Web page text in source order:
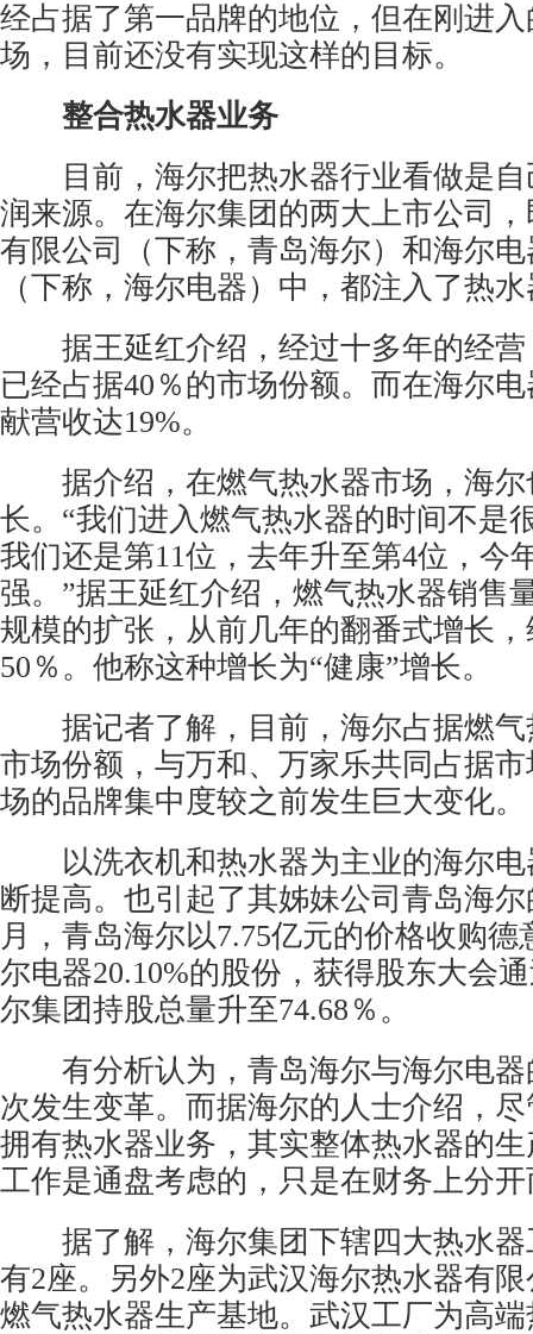
经占据了第一品牌的地位，但在刚进
场，目前还没有实现这样的目标。
整合热水器业务
目前，海尔把热水器行业看做是自
润来源。在海尔集团的两大上市公司
有限公司（下称，青岛海尔）和海尔
（下称，海尔电器）中，都注入了热
据王延红介绍，经过十多年的经营
已经占据40％的市场份额。而在海尔
献营收达19%。
据介绍，在燃气热水器市场，海尔
长。“我们进入燃气热水器的时间不是
我们还是第11位，去年升至第4位，今
强。”据王延红介绍，燃气热水器销售
规模的扩张，从前几年的翻番式增长
50％。他称这种增长为“健康”增长。
据记者了解，目前，海尔占据燃气
市场份额，与万和、万家乐共同占据
场的品牌集中度较之前发生巨大变化。
以洗衣机和热水器为主业的海尔电
断提高。也引起了其姊妹公司青岛海
月，青岛海尔以7.75亿元的价格收购德
尔电器20.10%的股份，获得股东大会
尔集团持股总量升至74.68％。
有分析认为，青岛海尔与海尔电器
次发生变革。而据海尔的人士介绍，
拥有热水器业务，其实整体热水器的
工作是通盘考虑的，只是在财务上分
据了解，海尔集团下辖四大热水器
有2座。另外2座为武汉海尔热水器有
燃气热水器生产基地。武汉工厂为高